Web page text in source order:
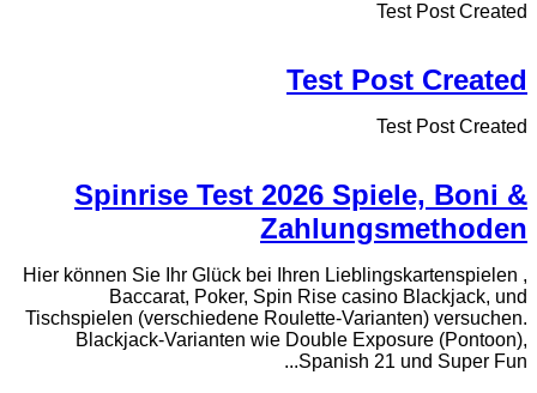
Test Post Created
Test Post Created
Test Post Created
Spinrise Test 2026 Spiele, Boni &
Zahlungsmethoden
Hier können Sie Ihr Glück bei Ihren Lieblingskartenspielen ,
Baccarat, Poker, Spin Rise casino Blackjack, und
Tischspielen (verschiedene Roulette-Varianten) versuchen.
Blackjack-Varianten wie Double Exposure (Pontoon),
Spanish 21 und Super Fun...